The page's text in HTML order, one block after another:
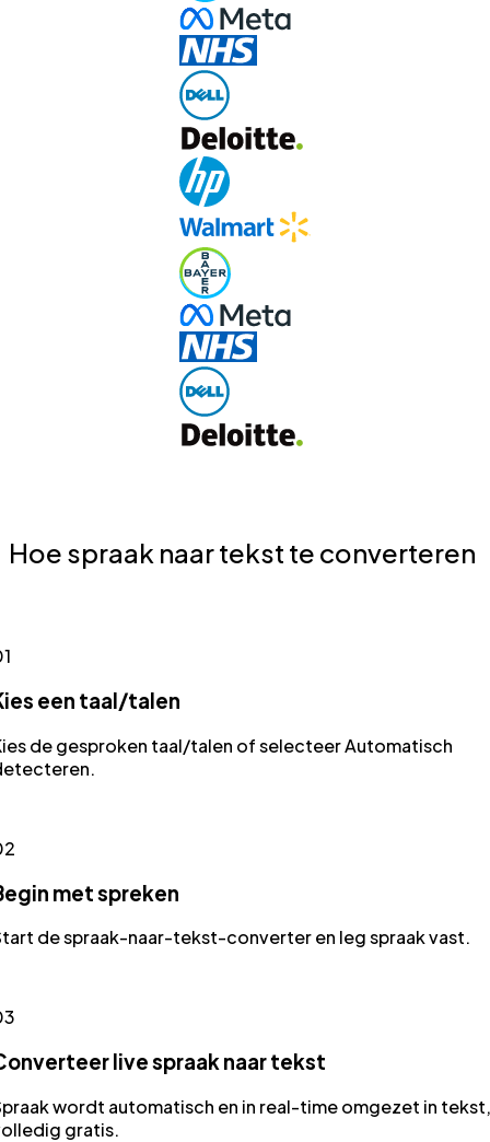
Hoe spraak naar tekst te converteren
een taal/talen
de gesproken taal/talen of selecteer Automatisch
met spreken
de spraak-naar-tekst-converter en leg spraak vast.
live spraak naar tekst
wordt automatisch en in real-time omgezet in tekst,
gratis.